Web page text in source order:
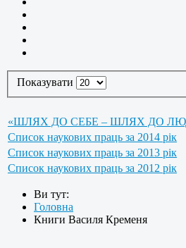
Показувати
«ШЛЯХ ДО СЕБЕ – ШЛЯХ ДО ЛЮДЕЙ:
Список наукових праць за 2014 рік
Список наукових праць за 2013 рік
Список наукових праць за 2012 рік
Ви тут:
Головна
Книги Василя Кременя